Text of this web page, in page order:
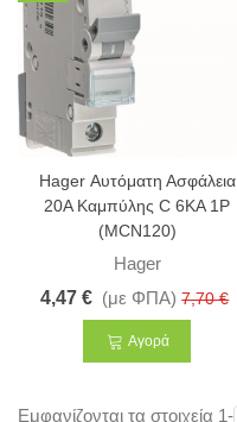
Hager Αυτόματη Ασφάλεια
20Α Καμπύλης C 6KA 1P
(MCN120)
Hager
4,47 € (με ΦΠΑ) 7,70 €
Αγορά
Εμφανίζονται τα στοιχεία 1-